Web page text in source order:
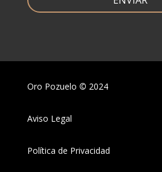
Oro Pozuelo © 2024
Aviso Legal
Política de Privacidad